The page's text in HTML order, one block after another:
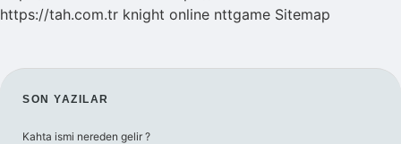
https://tah.com.tr knight online nttgame Sitemap
SIDEBAR
SON YAZILAR
Kahta ismi nereden gelir ?